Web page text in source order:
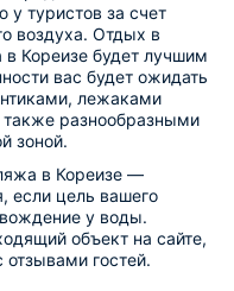
у туристов за счет
воздуха. Отдых в
в Кореизе будет лучшим
вас будет ожидать
лежаками
разнообразными
зоной.
в Кореизе —
если цель вашего
у воды.
объект на сайте,
гостей.